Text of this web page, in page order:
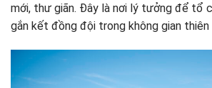
mới, thư giãn. Đây là nơi lý tưởng để tổ
gắn kết đồng đội trong không gian thiên